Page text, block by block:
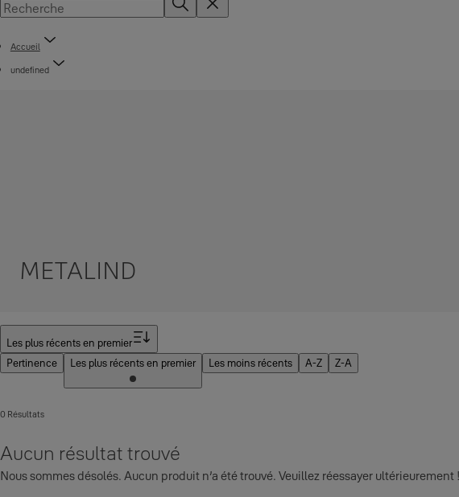
Accueil
undefined
METALIND
Les plus récents en premier
Pertinence
Les plus récents en premier Les moins récents A-Z Z-A
0 Résultats
Aucun résultat trouvé
Nous sommes désolés. Aucun produit n’a été trouvé. Veuillez réessayer ultérieurement !